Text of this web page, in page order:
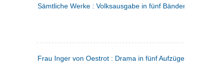
Sämtliche Werke : Volksausgabe in fünf Bänden
Frau Inger von Oestrot : Drama in fünf Aufzügen